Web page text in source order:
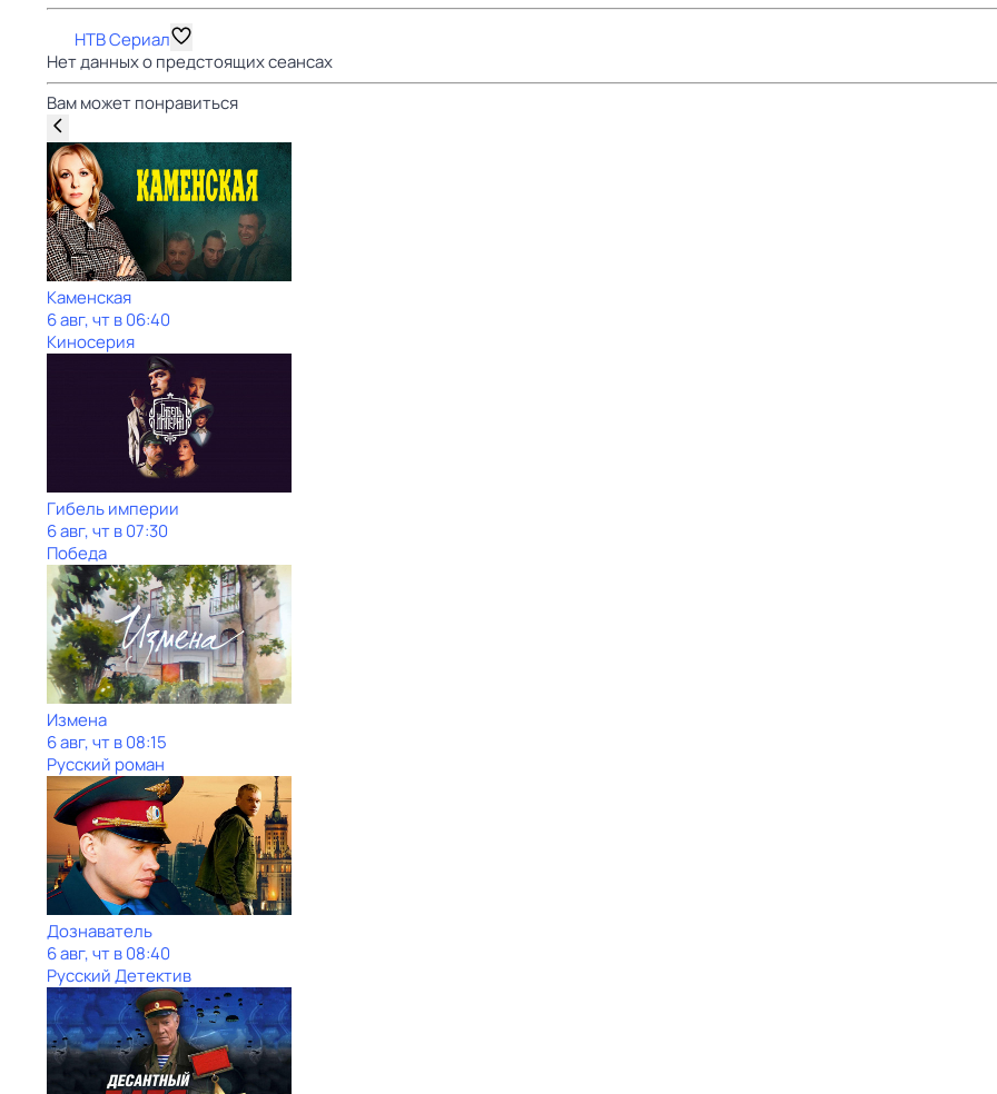
НТВ Сериал
Нет данных о предстоящих сеансах
Вам может понравиться
Каменская
6 авг, чт в 06:40
Киносерия
Гибель империи
6 авг, чт в 07:30
Победа
Измена
6 авг, чт в 08:15
Русский роман
Дознаватель
6 авг, чт в 08:40
Русский Детектив